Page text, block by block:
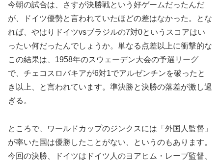
今朝の試合は、さすが決勝戦という好ゲームだったんだ
が、ドイツ優勢と言われていたほどの差はなかった。とな
れば、やはりドイツvsブラジルの7対0というスコアはい
ったい何だったんでしょうか。単なる点差以上に衝撃的な
この結果は、1958年のスウェーデン大会の予選リーグ
で、チェコスロバキアが6対1でアルゼンチンを破ったと
き以上、と言われています。準決勝と決勝の落差が激し過
ぎる。
ところで、ワールドカップのジンクスには「外国人監督」
が率いた国は優勝したことがない、というのもあります。
今回の決勝、ドイツはドイツ人のヨアヒム・レーブ監督、